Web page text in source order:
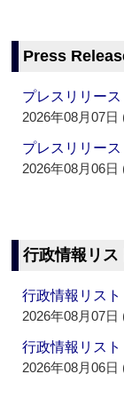
Press
プレスリリー
2026年08月07日
プレスリリー
2026年08月06日
行政情報リス
行政情報リス
2026年08月07日
行政情報リス
2026年08月06日